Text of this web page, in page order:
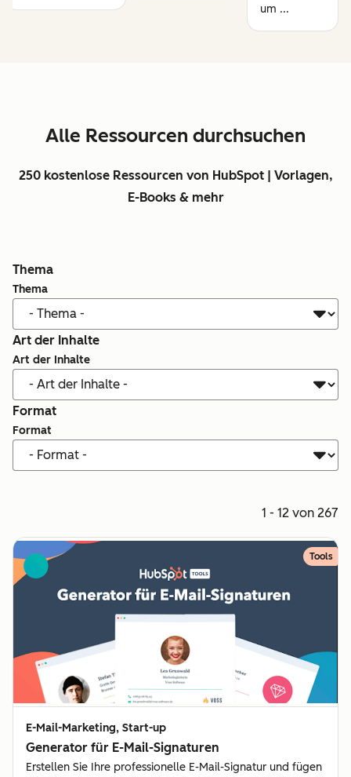
um ...
Alle Ressourcen durchsuchen
250 kostenlose Ressourcen von HubSpot | Vorlagen,
E-Books & mehr
Thema
Thema
Art der Inhalte
Art der Inhalte
Format
Format
1 - 12 von 267
Tools
E-Mail-Marketing, Start-up
Generator für E-Mail-Signaturen
Erstellen Sie Ihre professionelle E-Mail-Signatur und fügen